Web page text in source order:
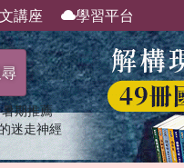
講座 學習平台
暑期推薦
迷走神經